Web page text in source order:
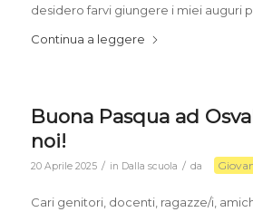
desidero farvi giungere i miei auguri
Continua a leggere
Buona Pasqua ad
noi!
20 Aprile 2025 / in Dalla scuola / da
Cari genitori, docenti, ragazze/i,